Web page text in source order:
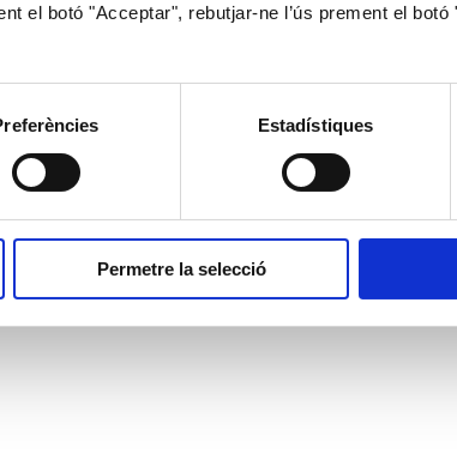
el botó "Acceptar", rebutjar-ne l’ús prement el
Estadístiques
Permetre la selecció
de Privacitat
generals de contractació
de Cookies